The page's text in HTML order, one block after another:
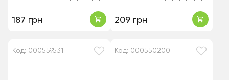
187 грн 209 грн
Код: 000559531 Код: 000550200